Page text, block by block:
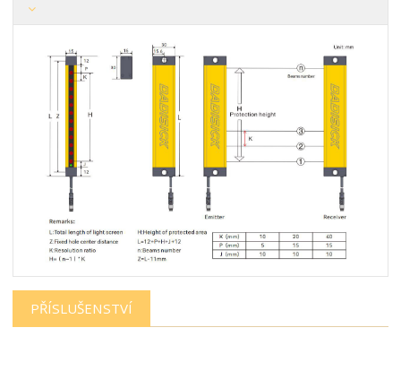
PŘÍSLUŠENSTVÍ